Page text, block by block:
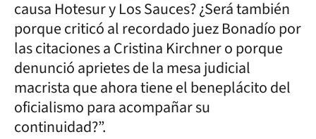
causa Hotesur y Los Sauces? ¿Será también
porque criticó al recordado juez Bonadío por
las citaciones a Cristina Kirchner o porque
denunció aprietes de la mesa judicial
macrista que ahora tiene el beneplácito del
oficialismo para acompañar su
continuidad?”.